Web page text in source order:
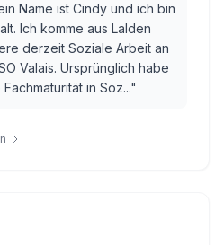
Name ist Cindy und ich bin
Ich komme aus Lalden
derzeit Soziale Arbeit an
Valais. Ursprünglich habe
in Soz..."